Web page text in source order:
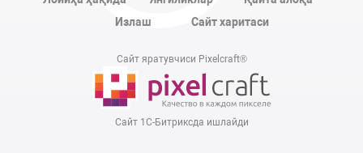
Излаш
Сайт харитаси
Сайт яратувчиси Pixelcraft®
Сайт 1C-Битриксда ишлайди